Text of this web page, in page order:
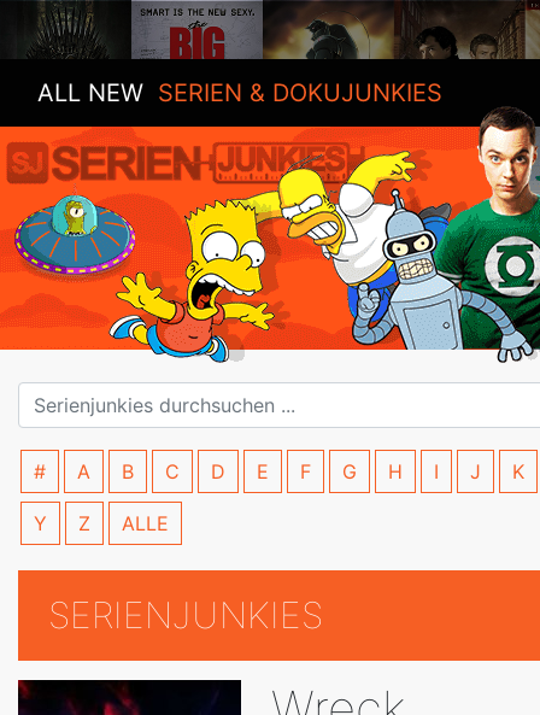
ALL NEW SERIEN & DOKUJUNKIES
# A B C D E F G H I J K
Y Z ALLE
SERIENJUNKIES